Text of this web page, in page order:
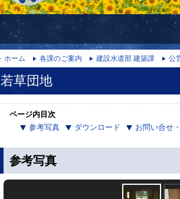
ホーム 各課のご案内 建設水道部 建築課 公
若草団地
ページ内目次
参考写真
ダウンロード お問い合せ
参考写真